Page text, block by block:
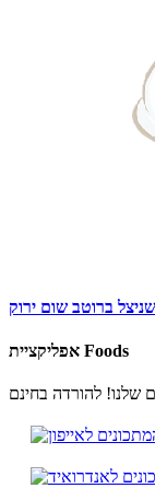
ברוטב שום ירוק
אפליקציית Foods